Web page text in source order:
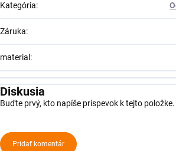
Kategória:
Záruka:
material:
Diskusia
Buďte prvý, kto napíše príspevok k tejto položke.
Pridať komentár